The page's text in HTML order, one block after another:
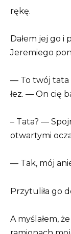
rękę.
Dałem jej go i
Jeremiego
— To twój tata
łez. — On cię
– Tata? —
otwartymi
— Tak, mój
Przytuliła go
A myślałem,